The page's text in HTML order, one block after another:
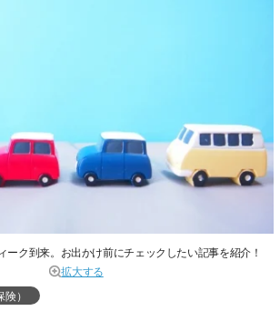
ーク到来。お出かけ前にチェックしたい記事を紹介！
拡大する
）